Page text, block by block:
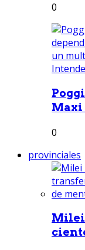
0
Maxi
0
provinciales
Milei